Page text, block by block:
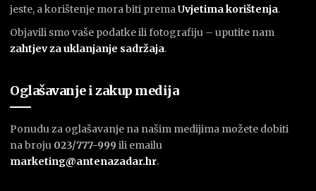
jeste, a korištenje mora biti premaUvjetima korištenja.
Objavili smo vaše podatke ili fotografiju – uputite nam
zahtjev za uklanjanje sadržaja.
Oglašavanje i zakup medija
Ponudu za oglašavanje na našim medijima možete dobiti
na broju 023/777-999 ili emailu
marketing@antenazadar.hr.